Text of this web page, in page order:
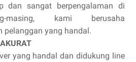
dan sangat berpengalaman di
masing, kami berusaha
pelanggan yang handal.
yang handal dan didukung line